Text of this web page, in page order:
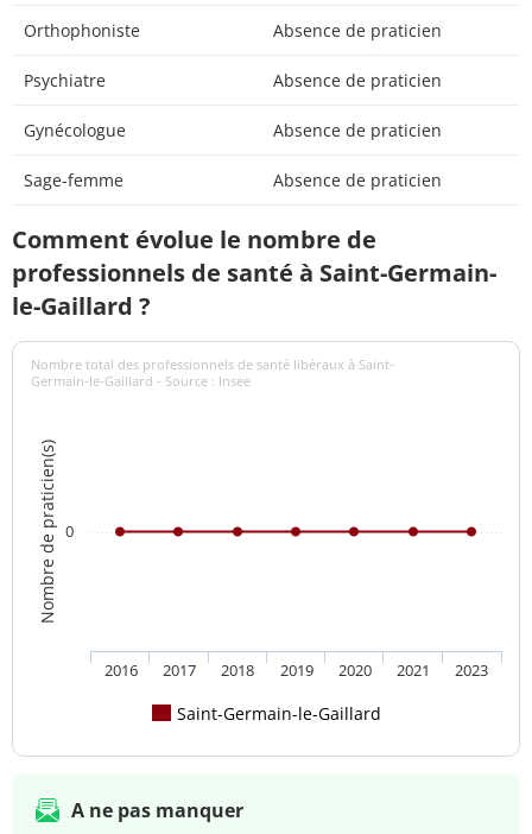
Orthophoniste Absence de praticien
Psychiatre Absence de praticien
Gynécologue Absence de praticien
Sage-femme Absence de praticien
Comment évolue le nombre de
professionnels de santé à Saint-Germain-
le-Gaillard ?
Nombre de praticien(s)
Nombre total des professionnels de santé libéraux à Saint-
Germain-le-Gaillard - Source : Insee
Saint-Germain-le-Gaillard
2016 2017 2018 2019 2020 2021 2023
0
A ne pas manquer